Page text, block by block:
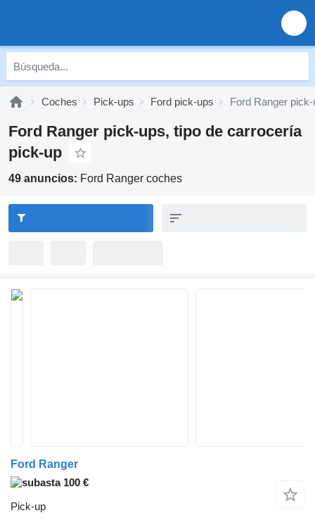
Coches Pick-ups Ford pick-ups Ford Ranger
Ford Ranger pick-ups, tipo de carrocería
pick-up
49 anuncios: Ford Ranger coches
Ford Ranger
100 €
Pick-up